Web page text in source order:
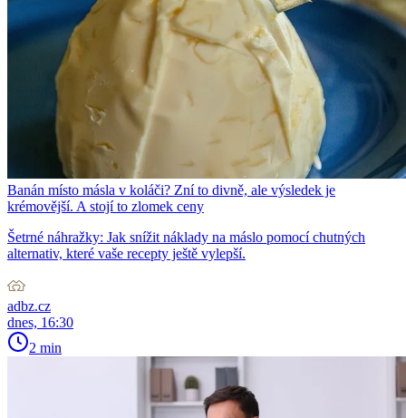
Banán místo másla v koláči? Zní to divně, ale výsledek je
krémovější. A stojí to zlomek ceny
Šetrné náhražky: Jak snížit náklady na máslo pomocí chutných
alternativ, které vaše recepty ještě vylepší.
adbz.cz
dnes, 16:30
2 min